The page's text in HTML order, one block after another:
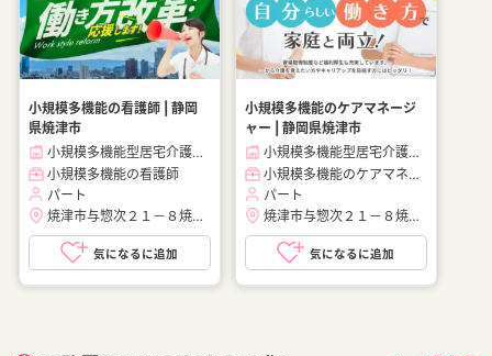
業なし、週1週2日からOK、週3日～ OK、週4日以上OK、フリータ
ー歓迎、パートアルバイト歓迎、急募求人、初心者歓迎、無資格
OK、短時間勤務の方も歓迎、フルタイム勤務、資格取得サポート
人」上記の条件で働きたい方ご相談ください。
■「特別養護老人ホーム、介護老人保健施設、デイサービス、介護
付有料老人ホーム、訪問介護サービス、グループホーム、サービス
付き高齢者向け住宅、住宅型有料老人ホーム、ショートステイ、看
護小規模多機能型居宅介護、小規模多機能ホーム、ケアプランセン
ター、放課後等デイサービス、居宅介護支援、ケアハウス、ケアホ
小規模多機能の看護師 | 静岡
県焼津市
小規模多機能型居宅介護スマイル住まいる与惣次
小規模多機能の看護師
パート
焼津市与惣次２１－８焼津駅（車 10分）
気になるに追加
小規模多機能のケアマネージ
ャー | 静岡県焼津市
小規模多機能型居宅介護スマイル住まいる与惣次
小規模多機能のケアマネージャー
パート
焼津市与惣次２１－８焼津駅（車 10分）
気になるに追加